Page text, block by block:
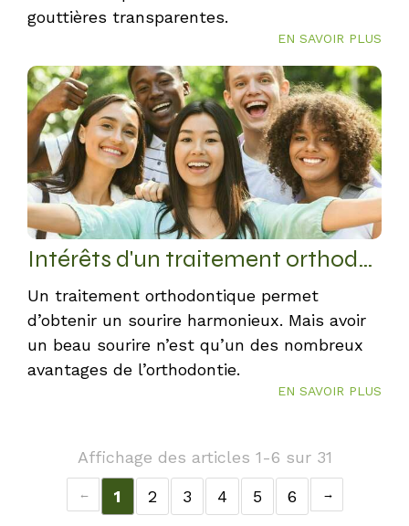
gouttières transparentes.
EN SAVOIR PLUS
Intérêts d'un traitement orthodontique
Un traitement orthodontique permet
d’obtenir un sourire harmonieux. Mais avoir
un beau sourire n’est qu’un des nombreux
avantages de l’orthodontie.
EN SAVOIR PLUS
Affichage des articles 1-6 sur 31
1 2 3 4 5 6